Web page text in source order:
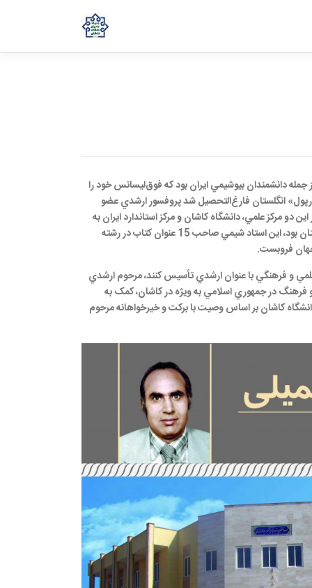
دانشمندان بيوشيمي ايران بود که فوق‌ليسانس خود را
»انگلستان فارغ‌التحصيل شد پروفسور ارشدي عضو
دو مرکز علمي، دانشگاه کاشان و مرکز استاندارد ايران به
بود، اين استاد شيمي صاحب15عنوان کتاب در رشته
فروبست.
و فرهنگي با عنوان ارشدي تأسيس کنند، مرحوم ارشدي
فرهنگ در جمهوري اسلامي به ويژه در کاشان، کمک به
کاشان بر اساس وصيت با برکت و خيرخواهانه مرحوم